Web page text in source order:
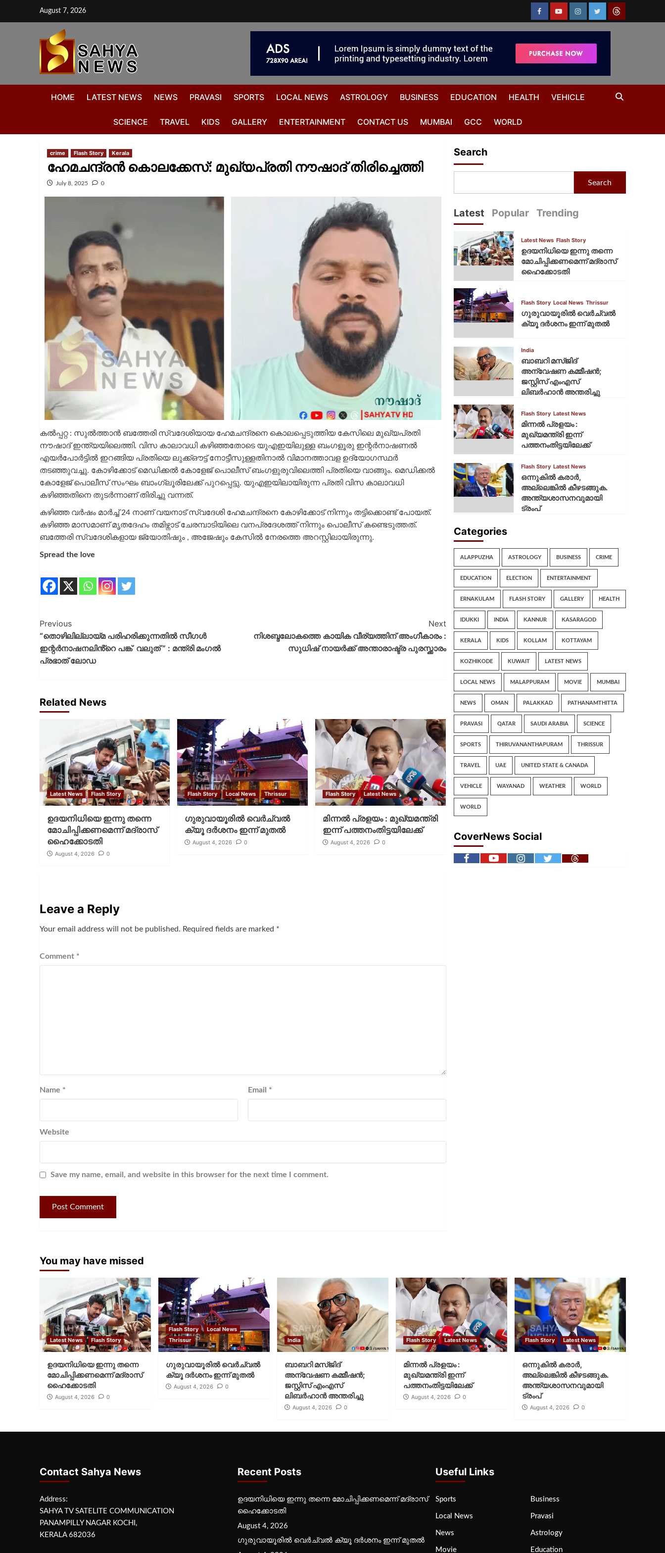
August 7, 2026
HOME LATEST NEWS NEWS PRAVASI SPORTS LOCAL NEWS ASTROLOGY BUSINESS EDUCATION HEALTH VEHICLE
SCIENCE TRAVEL KIDS GALLERY ENTERTAINMENT CONTACT US MUMBAI GCC WORLD
crime Flash Story Kerala
ഹേമചന്ദ്രൻ കൊലക്കേസ്: മുഖ്യപ്രതി നൗഷാദ് തിരിച്ചെത്തി
July 8, 2025 0
കൽപ്പറ്റ : സുൽത്താൻ ബത്തേരി സ്വദേശിയായ ഹേമചന്ദ്രനെ കൊലപ്പെടുത്തിയ കേസിലെ മുഖ്യപ്രതി
നൗഷാദ് ഇന്ത്യയിലെത്തി. വിസ കാലാവധി കഴിഞ്ഞതോടെ യുഎഇയിലുള്ള ബംഗളൂരു ഇന്റർനാഷണൽ
എയർപോർട്ടിൽ ഇറങ്ങിയ പ്രതിയെ ലുക്ക്ഔട്ട് നോട്ടീസുള്ളതിനാൽ വിമാനത്താവള ഉദ്യോഗസ്ഥർ
തടഞ്ഞുവച്ചു. കോഴിക്കോട് മെഡിക്കൽ കോളേജ് പൊലീസ് ബംഗളുരുവിലെത്തി പ്രതിയെ വാങ്ങും. മെഡിക്കൽ
കോളേജ് പൊലീസ് സംഘം ബാംഗ്ലൂരിലേക്ക് പുറപ്പെട്ടു. യുഎഇയിലായിരുന്ന പ്രതി വിസ കാലാവധി
കഴിഞ്ഞതിനെ തുടർന്നാണ് തിരിച്ചു വന്നത്.
കഴിഞ്ഞ വർഷം മാർച്ച് 24 നാണ് വയനാ‍ട് സ്വദേശി ഹേമചന്ദ്രനെ കോഴിക്കോട് നിന്നും തട്ടിക്കൊണ്ട് പോയത്.
കഴിഞ്ഞ മാസമാണ് മൃതദേഹം തമിഴ്നാട് ചേരമ്പാടിയിലെ വനപ്രദേശത്ത് നിന്നും പൊലീസ് കണ്ടെടുത്തത്.
ബത്തേരി സ്വദേശികളായ ജ്യോതിഷും , അജേഷും കേസിൽ നേരത്തെ അറസ്റ്റിലായിരുന്നു.
Spread the love
Previous
“തൊഴിലില്ലായ്‌മ പരിഹരിക്കുന്നതിൽ സീഗൾ
ഇന്റർനാഷനലിൻ്റെ പങ്ക് വലുത് ” : മന്ത്രി മംഗൽ
പ്രഭാത് ലോഡ
Next
നിശബ്ദലോകത്തെ കായിക വീര്യത്തിന് അംഗീകാരം :
സുധിഷ് നായർക്ക് അന്താരാഷ്ട്ര പുരസ്ക്കാരം
Related News
Latest News Flash Story
ഉദയനിധിയെ ഇന്നു തന്നെ
മോചിപ്പിക്കണമെന്ന് മദ്രാസ്
ഹൈക്കോടതി
August 4, 2026 0
Flash Story Local News Thrissur
ഗുരുവായൂരില്‍ വെര്‍ച്വല്‍
ക്യൂ ദര്‍ശനം ഇന്ന് മുതല്‍
August 4, 2026 0
Flash Story Latest News
മിന്നല്‍ പ്രളയം : മുഖ്യമന്ത്രി
ഇന്ന് പത്തനംതിട്ടയിലേക്ക്
August 4, 2026 0
Leave a Reply
Your email address will not be published. Required fields are marked *
Comment *
Name * Email *
Website
Save my name, email, and website in this browser for the next time I comment.
Search
Search
Latest Popular Trending
Latest News Flash Story
ഉദയനിധിയെ ഇന്നു തന്നെ
മോചിപ്പിക്കണമെന്ന് മദ്രാസ്
ഹൈക്കോടതി
Flash Story Local News Thrissur
ഗുരുവായൂരില്‍ വെര്‍ച്വല്‍
ക്യൂ ദര്‍ശനം ഇന്ന് മുതല്‍
India
ബാബറി മസ്ജിദ്
അന്വേഷണ കമ്മീഷന്‍;
ജസ്റ്റിസ് എംഎസ്
ലിബര്‍ഹാന്‍ അന്തരിച്ചു
Flash Story Latest News
മിന്നല്‍ പ്രളയം :
മുഖ്യമന്ത്രി ഇന്ന്
പത്തനംതിട്ടയിലേക്ക്
Flash Story Latest News
ഒന്നുകില്‍ കരാര്‍,
അല്ലെങ്കില്‍ കീഴടങ്ങുക.
അന്ത്യശാസനവുമായി
ട്രംപ്
Categories
ALAPPUZHA ASTROLOGY BUSINESS CRIME
EDUCATION ELECTION ENTERTAINMENT
ERNAKULAM FLASH STORY GALLERY HEALTH
IDUKKI INDIA KANNUR KASARAGOD
KERALA KIDS KOLLAM KOTTAYAM
KOZHIKODE KUWAIT LATEST NEWS
LOCAL NEWS MALAPPURAM MOVIE MUMBAI
NEWS OMAN PALAKKAD PATHANAMTHITTA
PRAVASI QATAR SAUDI ARABIA SCIENCE
SPORTS THIRUVANANTHAPURAM THRISSUR
TRAVEL UAE UNITED STATE & CANADA
VEHICLE WAYANAD WEATHER WORLD
WORLD
CoverNews Social
You may have missed
Latest News Flash Story
ഉദയനിധിയെ ഇന്നു തന്നെ
മോചിപ്പിക്കണമെന്ന് മദ്രാസ്
ഹൈക്കോടതി
August 4, 2026 0
Flash Story
Local News
Thrissur
ഗുരുവായൂരില്‍ വെര്‍ച്വല്‍
ക്യൂ ദര്‍ശനം ഇന്ന് മുതല്‍
August 4, 2026 0
India
ബാബറി മസ്ജിദ്
അന്വേഷണ കമ്മീഷന്‍;
ജസ്റ്റിസ് എംഎസ്
ലിബര്‍ഹാന്‍ അന്തരിച്ചു
August 4, 2026 0
Flash Story Latest News
മിന്നല്‍ പ്രളയം :
മുഖ്യമന്ത്രി ഇന്ന്
പത്തനംതിട്ടയിലേക്ക്
August 4, 2026 0
Flash Story Latest News
ഒന്നുകില്‍ കരാര്‍,
അല്ലെങ്കില്‍ കീഴടങ്ങുക.
അന്ത്യശാസനവുമായി
ട്രംപ്
August 4, 2026 0
Contact Sahya News
Address:
SAHYA TV SATELITE COMMUNICATION
PANAMPILLY NAGAR KOCHI,
KERALA 682036
Recent Posts
ഉദയനിധിയെ ഇന്നു തന്നെ മോചിപ്പിക്കണമെന്ന് മദ്രാസ്
ഹൈക്കോടതി
August 4, 2026
ഗുരുവായൂരില്‍ വെര്‍ച്വല്‍ ക്യൂ ദര്‍ശനം ഇന്ന് മുതല്‍
Useful Links
Sports Business
Local News Pravasi
News Astrology
Movie Education